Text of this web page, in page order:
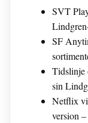
SVT
SF
Tidslinje
sin
Netflix
version